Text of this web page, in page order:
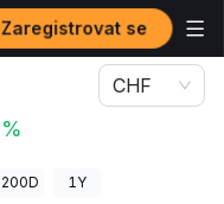
Zaregistrovat se
CHF
200D 1Y